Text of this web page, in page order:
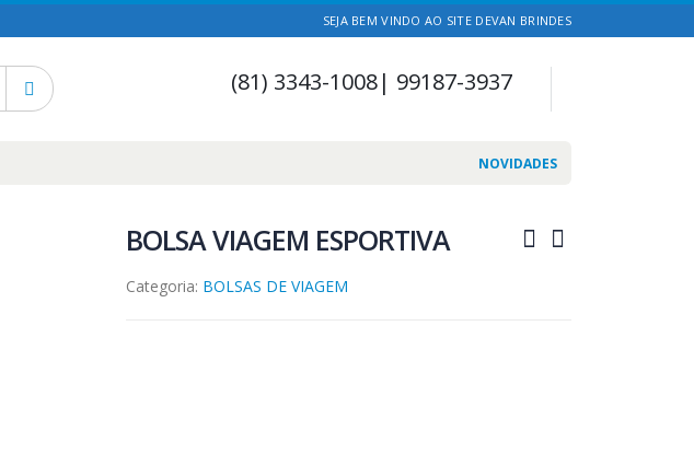
SEJA BEM VINDO AO SITE DEVAN BRINDES
(81) 3343-1008| 99187-3937
NOVIDADES
BOLSA VIAGEM ESPORTIVA
Categoria: BOLSAS DE VIAGEM